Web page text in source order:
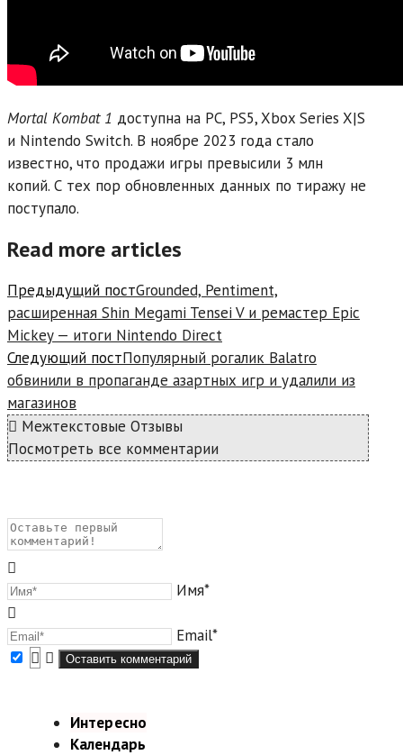
Mortal Kombat 1 доступна на PC, PS5, Xbox Series X|S
и Nintendo Switch. В ноябре 2023 года стало
известно, что продажи игры превысили 3 млн
копий. С тех пор обновленных данных по тиражу не
поступало.
Read more articles
Предыдущий постGrounded, Pentiment,
расширенная Shin Megami Tensei V и ремастер Epic
Mickey — итоги Nintendo Direct
Следующий постПопулярный рогалик Balatro
обвинили в пропаганде азартных игр и удалили из
магазинов
Межтекстовые Отзывы
Посмотреть все комментарии
Имя*
Email*
Интересно
Календарь